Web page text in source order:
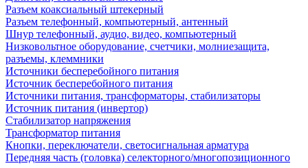
Разъем коаксиальный штекерный
Разъем телефонный, компьютерный, антенный
Шнур телефонный, аудио, видео, компьютерный
Низковольтное оборудование, счетчики, молниезащита,
разъемы, клеммники
Источники бесперебойного питания
Источник бесперебойного питания
Источники питания, трансформаторы, стабилизаторы
Источник питания (инвертор)
Стабилизатор напряжения
Трансформатор питания
Кнопки, переключатели, светосигнальная арматура
Передняя часть (головка) селекторного/многопозиционного